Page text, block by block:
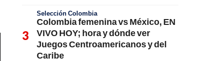
Selección Colombia
Colombia femenina vs México, EN
VIVO HOY; hora y dónde ver
Juegos Centroamericanos y del
Caribe